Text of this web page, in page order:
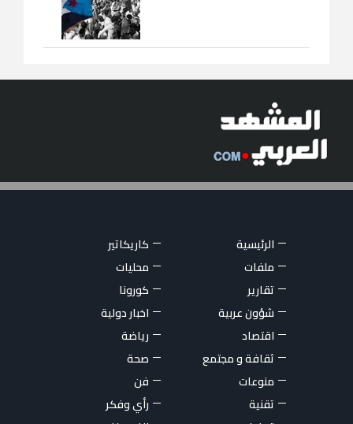
الرئيسية
كاريكاتير
ملفات
محليات
تقارير
كورونا
شؤون عربية
اخبار دولية
اقتصاد
رياضة
ثقافة و مجتمع
صحة
منوعات
فن
تقنية
رأي وفكر